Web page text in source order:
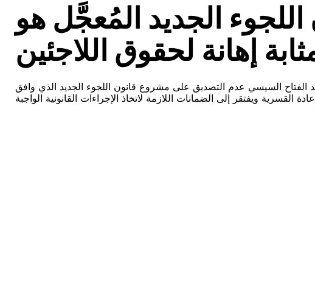
الجديد المُعجَّل هو
إهانة لحقوق اللاجئين
السيسي عدم التصديق على مشروع قانون اللجوء الجديد الذي وافق